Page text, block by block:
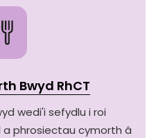
Bwyd RhCT
wedi'i sefydlu i roi
phrosiectau cymorth â